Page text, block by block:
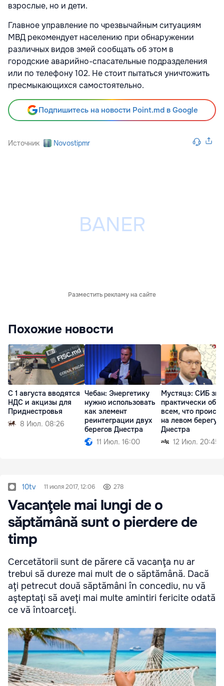
взрослые, но и дети.
Главное управление по чрезвычайным ситуациям
МВД рекомендует населению при обнаружении
различных видов змей сообщать об этом в
городские аварийно-спасательные подразделения
или по телефону 102. Не стоит пытаться уничтожить
пресмыкающихся самостоятельно.
Подпишитесь на новости Point.md в Google
Источник Novostipmr
Разместить рекламу на сайте
Похожие новости
С 1 августа вводятся
НДС и акцизы для
Приднестровья
8 Июл. 08:26
Чебан: Энергетику
нужно использовать
как элемент
реинтеграции двух
берегов Днестра
11 Июл. 16:00
Мустяцэ: СИБ
практически обо
всем, что
на левом берегу
Днестра
12 Июл. 20:45
10tv 11 июля 2017, 12:06 278
Vacanţele mai lungi de o
săptămână sunt o pierdere de
timp
Cercetătorii sunt de părere că vacanţa nu ar
trebui să dureze mai mult de o săptămână. Dacă
aţi petrecut două săptămâni în concediu, nu vă
aşteptaţi să aveţi mai multe amintiri fericite odată
ce vă întoarceţi.